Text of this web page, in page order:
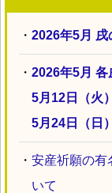
・ 2026年5月 戌
・ 2026年5月 各
5月12日（火
5月24日（日
・ 安産祈願の有
いて